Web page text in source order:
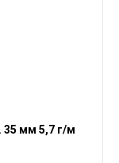
35 мм 5,7 г/м